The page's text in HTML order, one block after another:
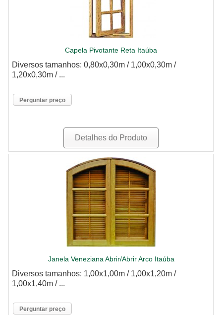
Capela Pivotante Reta Itaúba
Diversos tamanhos: 0,80x0,30m / 1,00x0,30m /
1,20x0,30m / ...
Perguntar preço
Detalhes do Produto
Janela Veneziana Abrir/Abrir Arco Itaúba
Diversos tamanhos: 1,00x1,00m / 1,00x1,20m /
1,00x1,40m / ...
Perguntar preço